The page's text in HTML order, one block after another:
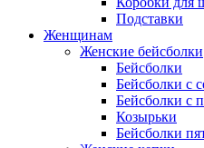
Подставки
Женщинам
Женские бейсболки
Бейсболки
Бейсболки с
Бейсболки с
Козырьки
Бейсболки